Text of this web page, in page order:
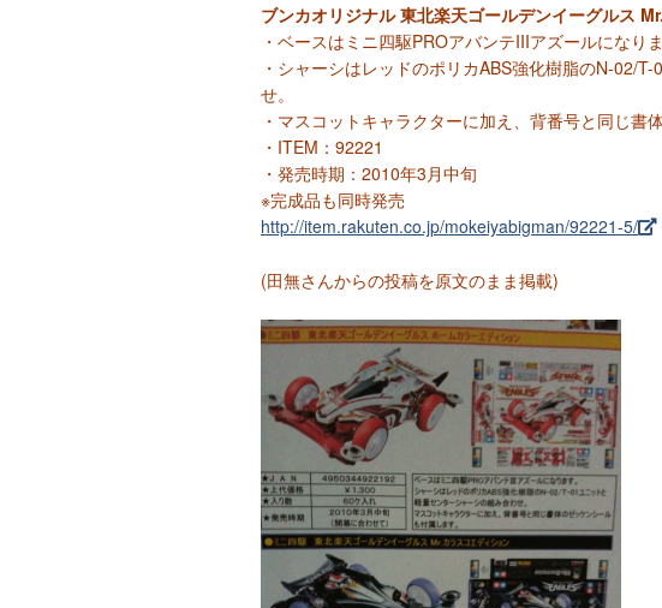
ブンカオリジナル 東北楽天ゴールデンイーグルス
・ベースはミニ四駆PROアバンテIIIアズールになりま
・シャーシはレッドのポリカABS強化樹脂のN-02/
せ。
・マスコットキャラクターに加え、背番号と同じ書
・ITEM：92221
・発売時期：2010年3月中旬
※完成品も同時発売
http://item.rakuten.co.jp/mokeiyabigman/92221-5/
(田無さんからの投稿を原文のまま掲載)